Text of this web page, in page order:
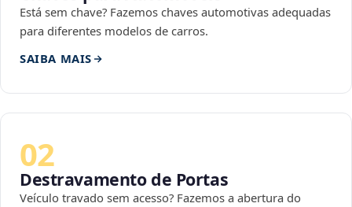
Está sem chave? Fazemos chaves automotivas adequadas
para diferentes modelos de carros.
SAIBA MAIS
02
Destravamento de Portas
Veículo travado sem acesso? Fazemos a abertura do